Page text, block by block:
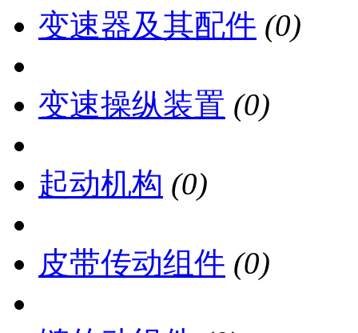
变速器及其配件 (0)
变速操纵装置 (0)
起动机构 (0)
皮带传动组件 (0)